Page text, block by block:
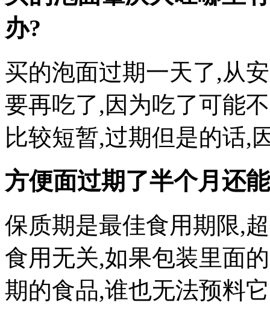
办?
买的泡面过期一天了,从
要再吃了,因为吃了可能
比较短暂,过期但是的话,
方便面过期了半个月还
保质期是最佳食用期限,
食用无关,如果包装里面
期的食品,谁也无法预料